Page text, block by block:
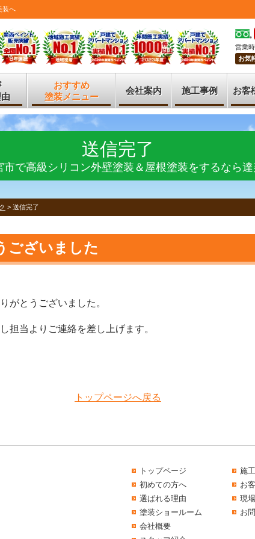
装へ
営業
お気
おすすめ
塗装メニュー
会社案内 施工事例 お客
送信完了
市で高級シリコン外壁塗装＆屋根塗装をするなら
> 送信完了
ございました
がとうございました。
担当よりご連絡を差し上げます。
トップページへ戻る
トップページ
初めての方へ
選ばれる理由
塗装ショールーム
会社概要
施
お
現
お